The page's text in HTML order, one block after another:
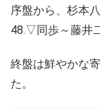
序盤から、杉本
48.▽同歩～藤井
終盤は鮮やかな
た。